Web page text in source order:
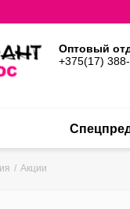
Оптовый
+375(17)
/ Акции